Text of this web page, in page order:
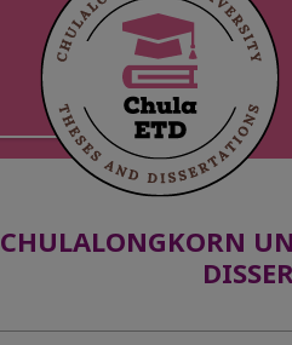
CHULALONGKORN